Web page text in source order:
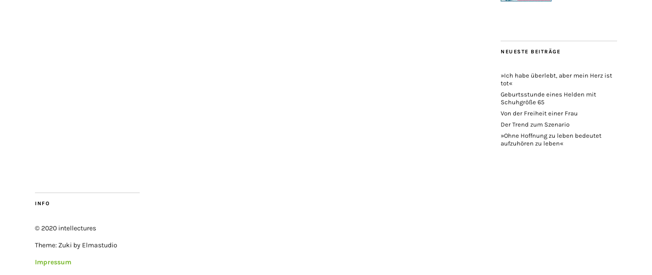
NEUESTE BEITRÄGE
»Ich habe überlebt, aber mein Herz ist
tot«
Geburtsstunde eines Helden mit
Schuhgröße 65
Von der Freiheit einer Frau
Der Trend zum Szenario
»Ohne Hoffnung zu leben bedeutet
aufzuhören zu leben«
INFO
© 2020 intellectures
Theme: Zuki by Elmastudio
Impressum